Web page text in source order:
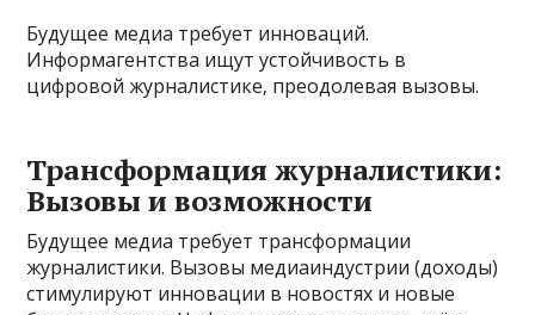
Будущее медиа требует инноваций.
Информагентства ищут устойчивость в
цифровой журналистике‚ преодолевая вызовы.
Трансформация журналистики:
Вызовы и возможности
Будущее медиа требует трансформации
журналистики. Вызовы медиаиндустрии (доходы)
стимулируют инновации в новостях и новые